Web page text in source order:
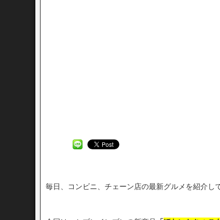
毎日、コンビニ、チェーン店の最新グルメを紹介し